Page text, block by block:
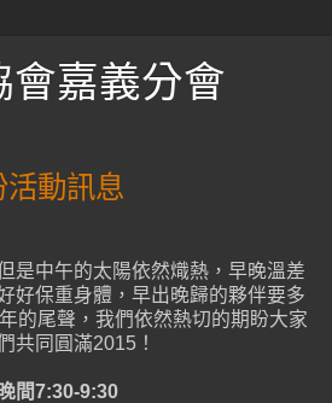
會嘉義分會
活動訊息
是中午的太陽依然熾熱，早晚溫差
好保重身體，早出晚歸的夥伴要多
的尾聲，我們依然熱切的期盼大家
共同圓滿2015！
間7:30-9:30